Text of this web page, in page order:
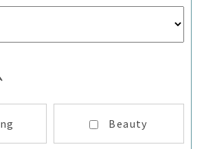
Beauty